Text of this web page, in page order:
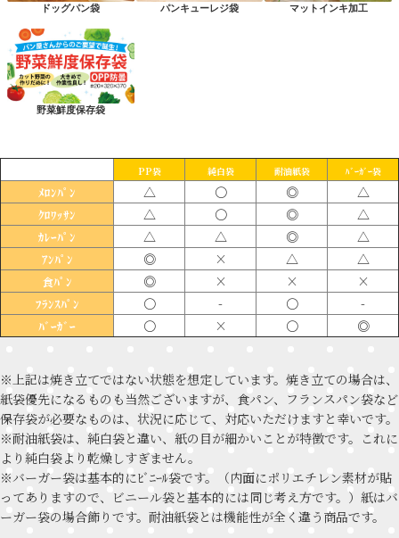
ドッグパン袋 パンキューレジ袋 マットインキ加工
野菜鮮度保存袋
PP袋 純白袋 耐油紙袋 ﾊﾞｰｶﾞｰ袋
ﾒﾛﾝﾊﾟﾝ △ 〇 ◎ △
ｸﾛﾜｯｻﾝ △ 〇 ◎ △
ｶﾚｰﾊﾟﾝ △ △ ◎ △
ｱﾝﾊﾟﾝ ◎ × △ △
食ﾊﾟﾝ ◎ × × ×
ﾌﾗﾝｽﾊﾟﾝ 〇 - 〇 -
ﾊﾞｰｶﾞｰ 〇 × 〇 ◎
※上記は焼き立てではない状態を想定しています。焼き立ての場合は、
紙袋優先になるものも当然ございますが、食パン、フランスパン袋など
保存袋が必要なものは、状況に応じて、対応いただけますと幸いです。
※耐油紙袋は、純白袋と違い、紙の目が細かいことが特徴です。これに
より純白袋より乾燥しすぎません。
※バーガー袋は基本的にﾋﾞﾆｰﾙ袋です。（内面にポリエチレン素材が貼
ってありますので、ビニール袋と基本的には同じ考え方です。）紙はバ
ーガー袋の場合飾りです。耐油紙袋とは機能性が全く違う商品です。